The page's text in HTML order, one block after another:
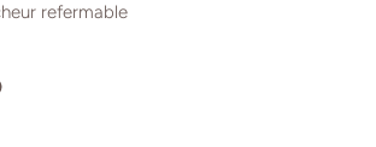
refermable